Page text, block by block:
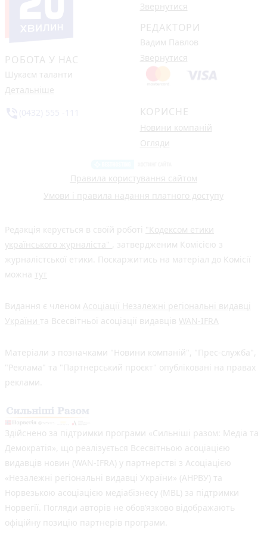
РОБОТА У НАС
Шукаєм таланти
Детальніше
Звернутися
РЕДАКТОРИ
Вадим Павлов
Звернутися
КОРИСНЕ
Новини компаній
Огляди
Правила користування сайтом
Умови і правила надання платного доступу
Редакція керується в своїй роботі "Кодексом етики
українського журналіста" , затвердженим Комісією з
журналістської етики. Поскаржитись на матеріал до Комісії
можна тут
Видання є членом Асоціації Незалежні регіональні видавці
України та Всесвітньої асоціації видавців WAN-IFRA
Матеріали з позначками "Новини компаній", "Прес-служба",
"Реклама" та "Партнерський проєкт" опубліковані на правах
реклами.
Здійснено за підтримки програми «Сильніші разом: Медіа та
Демократія», що реалізується Всесвітньою асоціацією
видавців новин (WAN-IFRA) у партнерстві з Асоціацією
«Незалежні регіональні видавці України» (АНРВУ) та
Норвезькою асоціацією медіабізнесу (MBL) за підтримки
Норвегії. Погляди авторів не обов’язково відображають
офіційну позицію партнерів програми.